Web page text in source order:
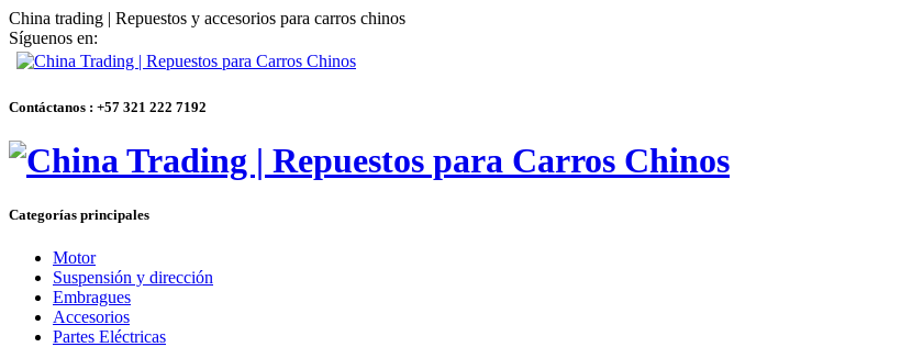
China trading | Repuestos y accesorios para carros chinos
Síguenos en:
Contáctanos : +57 321 222 7192
Categorías principales
Motor
Suspensión y dirección
Embragues
Accesorios
Partes Eléctricas